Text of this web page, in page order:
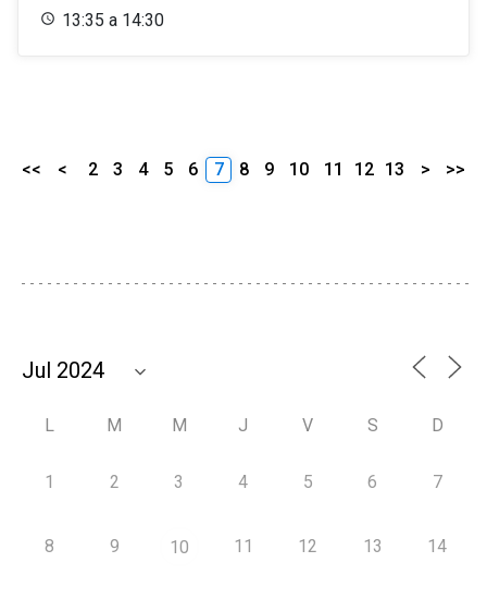
13:35 a 14:30
<< < 2 3 4 5 6 7 8 9 10 11 12 13 > >>
L M M J V S D
1 2 3 4 5 6 7
8 9 10 11 12 13 14